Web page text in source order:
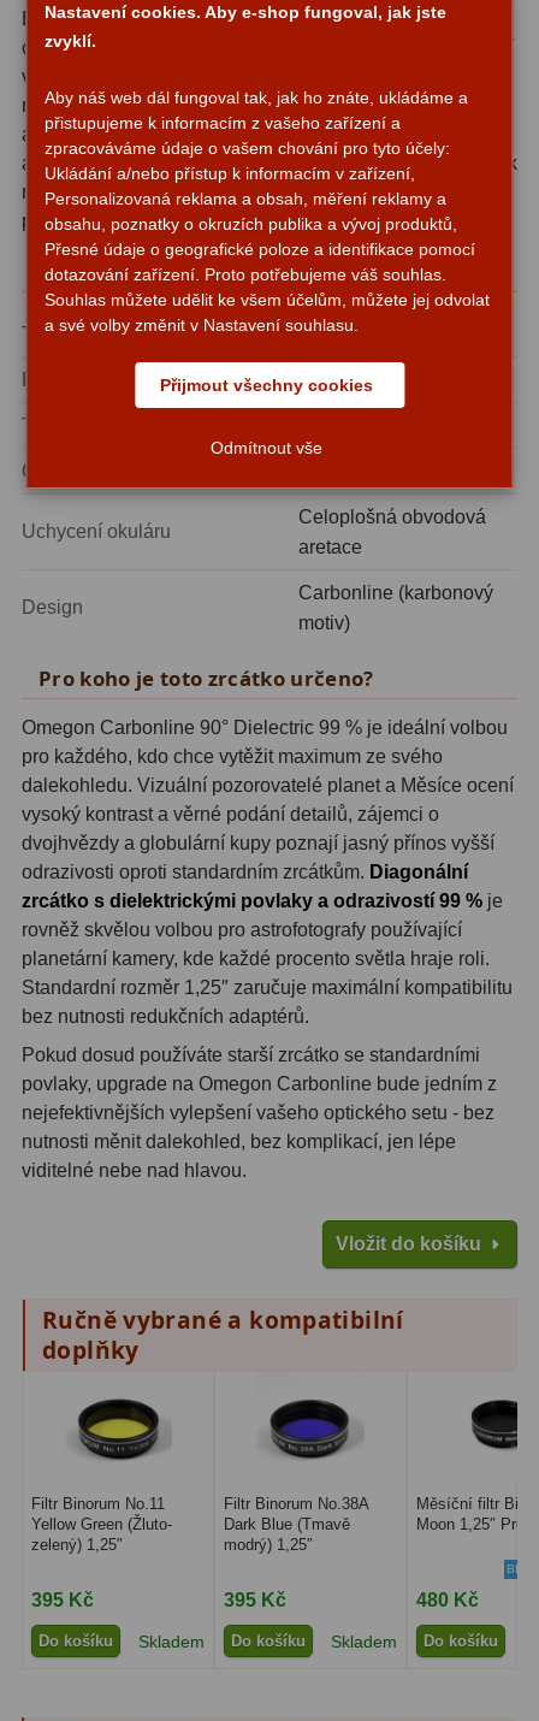
Zrcátka a hranoly2
Hledáčky32
Seřízení21
Svítilny5
Kufry a tašky64
Čištění28
Azimutální AZ6
Paralaktické EQ
Objímky10
Motory a pohony13
Upínací prvky13
Závaží3
Ostatní 27
Zrcátka a hranoly
35
Diagonální hranoly7
Amici hranoly 45° 11
Amici hranoly 90°7
Turistické 24
Myslivecké2
Pro pozorování přírody a
ornitologie18
Dárkové1
Binokulární dalekohledy 279
Astronomické
Lovecké a turistické 113
Boční strany těla zrcátka jsou zpracovány v designu
carbon, který nejenže dodává přístroji prémiový a moderní
vzhled, ale také odlišuje Carbonline od standardních
modelů v nabídce Omegonu. Celkové provedení je pevné
a přitom lehké, takže zrcátko zbytečně nezatěžuje focuser
ani vyvážení dalekohledu. Pro pozorovatele, kteří dbají jak
na výkon, tak na estetiku svého vybavení, je Carbonline
přirozenou volbou.
Technické parametry
Typ Diagonální zrcátko 90°
Průměr tubusu (vstup/výstup) 1,25″ (31,7 mm)
Typ povlaku
Odrazivost
Uchycení okuláru
Celoplošná obvodová
aretace
Design
Carbonline (karbonový
motiv)
Pro koho je toto zrcátko určeno?
Omegon Carbonline 90° Dielectric 99 % je ideální volbou
pro každého, kdo chce vytěžit maximum ze svého
dalekohledu. Vizuální pozorovatelé planet a Měsíce ocení
vysoký kontrast a věrné podání detailů, zájemci o
dvojhvězdy a globulární kupy poznají jasný přínos vyšší
odrazivosti oproti standardním zrcátkům. Diagonální
zrcátko s dielektrickými povlaky a odrazivostí 99 % je
rovněž skvělou volbou pro astrofotografy používající
planetární kamery, kde každé procento světla hraje roli.
Standardní rozměr 1,25″ zaručuje maximální kompatibilitu
bez nutnosti redukčních adaptérů.
Pokud dosud používáte starší zrcátko se standardními
povlaky, upgrade na Omegon Carbonline bude jedním z
nejefektivnějších vylepšení vašeho optického setu - bez
nutnosti měnit dalekohled, bez komplikací, jen lépe
viditelné nebe nad hlavou.
Vložit do košíku
Ručně vybrané a kompatibilní
doplňky
Filtr Binorum No.11
Yellow Green (Žluto-
zelený) 1,25″
395 Kč
Do košíku Skladem
Filtr Binorum No.38A
Dark Blue (Tmavě
modrý) 1,25″
395 Kč
Do košíku Skladem
Měsíční filtr
Moon 1,25″
480 Kč
Do košíku
Nastavení cookies. Aby e-shop fungoval, jak jste
zvyklí.
Aby náš web dál fungoval tak, jak ho znáte, ukládáme a
přistupujeme k informacím z vašeho zařízení a
zpracováváme údaje o vašem chování pro tyto účely:
Ukládání a/nebo přístup k informacím v zařízení,
Personalizovaná reklama a obsah, měření reklamy a
obsahu, poznatky o okruzích publika a vývoj produktů,
Přesné údaje o geografické poloze a identifikace pomocí
dotazování zařízení. Proto potřebujeme váš souhlas.
Souhlas můžete udělit ke všem účelům, můžete jej odvolat
a své volby změnit v Nastavení souhlasu.
Přijmout všechny cookies
Odmítnout vše